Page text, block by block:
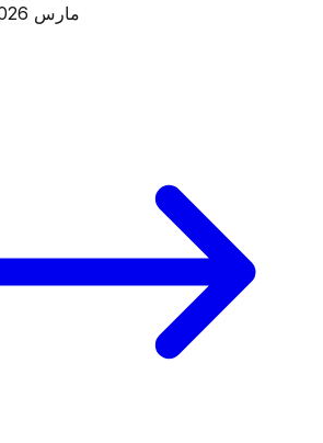
3 مارس 2026